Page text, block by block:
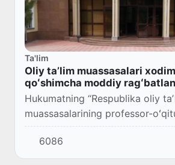
Ta'lim
Oliy taʼlim muassasalari
qoʻshimcha moddiy
Hukumatning “Respublika oliy
muassasalarining professor-
boshqa toifadagi xodimlarini
tashqari mablagʻlar hisobidan
ragʻbatlantirish tarti...
6086